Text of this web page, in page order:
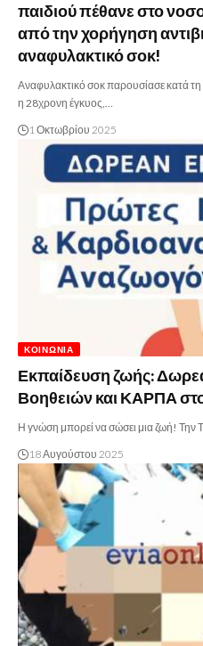
παιδιού πέθανε στο
από την χορήγηση
αναφυλακτικό σοκ!
Αναφυλακτικό σοκ παρουσίασε κατά τη
η 28χρονη έγκυος,…
1 Οκτωβρίου 2025
ΚΟΙΝΩΝΊΑ
Εκπαίδευση ζωής:
Βοηθειών και ΚΑΡΠΑ
Η γνώση μπορεί να σώσει μια ζωή!
18 Αυγούστου 2025